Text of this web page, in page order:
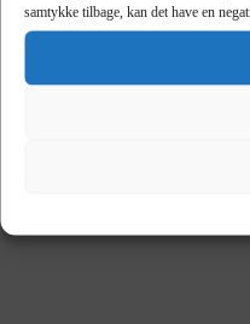
samtykke tilbage, kan det have en